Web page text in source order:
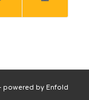
powered by Enfold